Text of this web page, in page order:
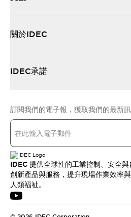
關於IDEC
IDEC承諾
訂閱我們的電子報，獲取我們的最新
IDEC 提供全球性的工業控制、安全
創新產品與服務，提升現場作業效率
人類福祉。